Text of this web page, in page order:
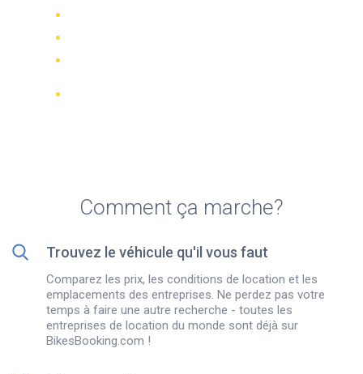
Comment ça marche?
Trouvez le véhicule qu'il vous faut
Comparez les prix, les conditions de location et les
emplacements des entreprises. Ne perdez pas votre
temps à faire une autre recherche - toutes les
entreprises de location du monde sont déjà sur
BikesBooking.com !